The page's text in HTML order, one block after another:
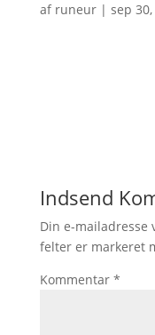
af runeur| sep
Indsend
Din e-mailadresse
felter er markeret
Kommentar *